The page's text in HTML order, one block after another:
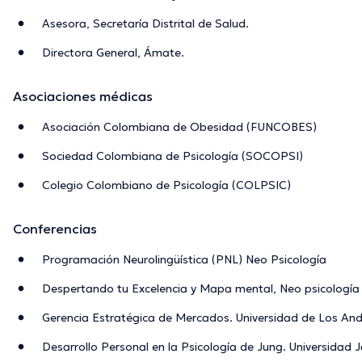
Asesora, Secretaría Distrital de Salud.
Directora General, Ámate.
Asociaciones médicas
Asociación Colombiana de Obesidad (FUNCOBES)
Sociedad Colombiana de Psicología (SOCOPSI)
Colegio Colombiano de Psicología (COLPSIC)
Conferencias
Programación Neurolingüística (PNL) Neo Psicología
Despertando tu Excelencia y Mapa mental, Neo psicología
Gerencia Estratégica de Mercados. Universidad de Los
Desarrollo Personal en la Psicología de Jung. Universidad